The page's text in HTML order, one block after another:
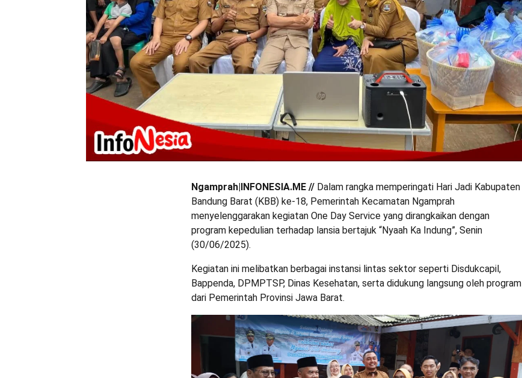
Ngamprah|INFONESIA.ME // Dalam rangka memperingati Hari Jadi Kabupaten
Bandung Barat (KBB) ke-18, Pemerintah Kecamatan Ngamprah
menyelenggarakan kegiatan One Day Service yang dirangkaikan dengan
program kepedulian terhadap lansia bertajuk “Nyaah Ka Indung”, Senin
(30/06/2025).
Kegiatan ini melibatkan berbagai instansi lintas sektor seperti Disdukcapil,
Bappenda, DPMPTSP, Dinas Kesehatan, serta didukung langsung oleh program
dari Pemerintah Provinsi Jawa Barat.